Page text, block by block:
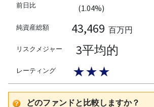
前日比
(1.04%)
純資産総額 43,469 百万円
リスクメジャー 3平均的
レーティング ★★★
どのファンドと比較しますか？